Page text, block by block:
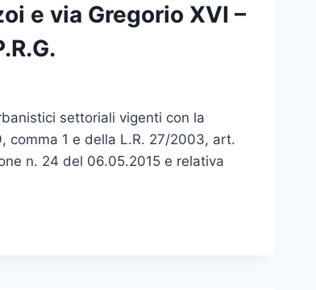
e via Gregorio XVI –
settoriali vigenti con la
comma 1 e della L.R. 27/2003, art.
n. 24 del 06.05.2015 e relativa